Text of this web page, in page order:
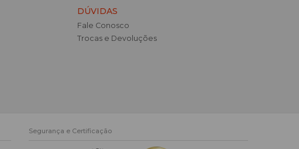
DÚVIDAS
Fale Conosco
Trocas e Devoluções
Segurança e Certificação